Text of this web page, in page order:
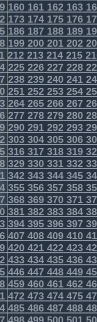
160161162163
173174175176
186187188189
199200201202
212213214215
225226227228
238239240241
251252253254
264265266267
277278279280
290291292293
303304305306
316317318319
329330331332
342343344345
355356357358
368369370371
381382383384
394395396397
407408409410
420421422423
433434435436
446447448449
459460461462
472473474475
485486487488